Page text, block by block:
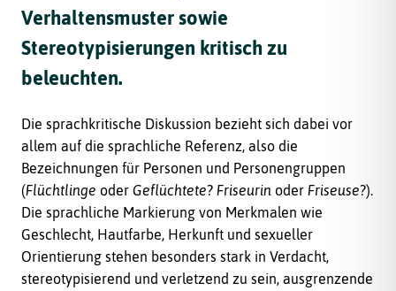
Verhaltensmuster sowie
Stereotypisierungen kritisch zu
beleuchten.
Die sprachkritische Diskussion bezieht sich dabei vor
allem auf die sprachliche Referenz, also die
Bezeichnungen für Personen und Personengruppen
(Flüchtlinge oder Geflüchtete? Friseurin oder Friseuse?).
Die sprachliche Markierung von Merkmalen wie
Geschlecht, Hautfarbe, Herkunft und sexueller
Orientierung stehen besonders stark in Verdacht,
stereotypisierend und verletzend zu sein, ausgrenzende